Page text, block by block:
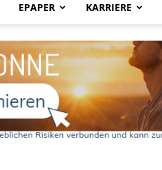
Frankfurter
EPAPER KARRIERE